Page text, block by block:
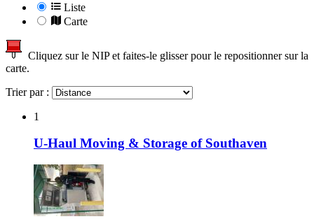
Liste
Carte
Cliquez sur le NIP et faites-le glisser pour le repositionner sur la
carte.
Trier par :
1
U-Haul Moving & Storage of Southaven